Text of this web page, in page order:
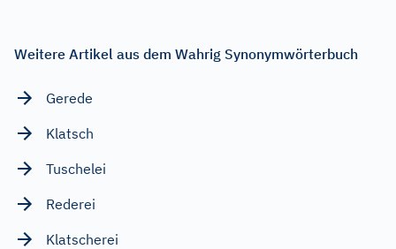
Weitere Artikel aus dem Wahrig Synonymwörterbuch
Gerede
Klatsch
Tuschelei
Rederei
Klatscherei